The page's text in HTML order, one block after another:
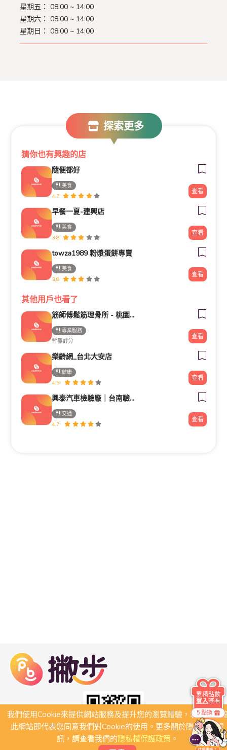
星期五： 08:00 ~ 14:00
星期六： 08:00 ~ 14:00
星期日： 08:00 ~ 14:00
探索更多
猜你也有興趣的店
隨便都好
美食
4.7
查看
早餐一夏-建興店
美食
3.8
查看
towza1989 粉漿蛋餅專賣
美食
3.8
查看
其他用戶也看了
筋師傅鬆筋理骨所 - 桃園整復/推拿/民俗療法/整骨
專業服務
暫無評分
查看
樂齡網_台北大安店
健康
4.5
查看
興泰汽車檢驗廠｜台南驗車｜修車｜汽車保養《路馳揚歸仁店》
交通
4.7
查看
我們使用Cookie來提供網站服務及提升您的瀏覽體驗，若繼續瀏
此網站即代表您同意我們對Cookie的使用。更多關於隱私保護資
訊，請查看我們的隱私權保護政策。
5 點換
累積點數
登入查看